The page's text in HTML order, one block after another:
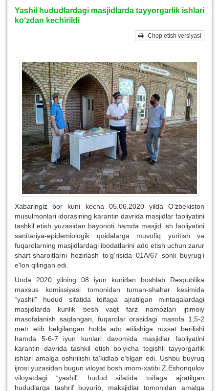
Yashil hududlardagi masjidlarda tayyorgarlik ishlari
ko‘zdan kechirildi
Chop etish versiyasi
Xabaringiz bor kuni kecha 05.06.2020 yilda O‘zbekiston
musulmonlari idorasining karantin davrida masjidlar faoliyatini
tashkil etish yuzasidan bayonoti hamda masjid ish faoliyatini
sanitariya-epidemiologik qoidalarga muvofiq yuritish va
fuqarolarning masjidlardagi ibodatlarini ado etish uchun zarur
shart-sharoitlarni hozirlash to‘g‘risida 01A/67 sonli buyrug‘i
e'lon qilingan edi.
Unda 2020 yilning 08 iyun kunidan boshlab Respublika
maxsus komissiyasi tomonidan tuman-shahar kesimida
“yashil” hudud sifatida toifaga ajratilgan mintaqalardagi
masjidlarda kunlik besh vaqt farz namozlari ijtimoiy
masofalanish saqlangan, fuqarolar orasidagi masofa 1,5-2
metr etib belgilangan holda ado etilishiga ruxsat berilishi
hamda 5-6-7 iyun kunlari davomida masjidlar faoliyatini
karantin davrida tashkil etish bo‘yicha tegishli tayyorgarlik
ishlari amalga oshirilishi ta'kidlab o‘tilgan edi. Ushbu buyruq
ijrosi yuzasidan bugun viloyat bosh imom-xatibi Z.Eshonqulov
viloyatdagi “yashil” hudud sifatida toifaga ajratilgan
hududlarga tashrif buyurib, maksjidlar tomonidan amalga